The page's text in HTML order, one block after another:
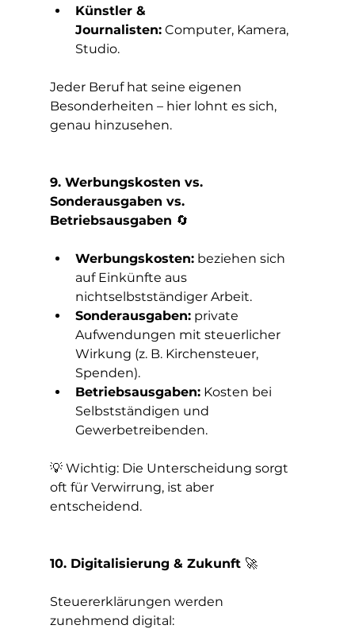
Künstler &
Journalisten: Computer, Kamera,
Studio.
Jeder Beruf hat seine eigenen
Besonderheiten – hier lohnt es sich,
genau hinzusehen.
9. Werbungskosten vs.
Sonderausgaben vs.
Betriebsausgaben 🔄
Werbungskosten: beziehen sich
auf Einkünfte aus
nichtselbstständiger Arbeit.
Sonderausgaben: private
Aufwendungen mit steuerlicher
Wirkung (z. B. Kirchensteuer,
Spenden).
Betriebsausgaben: Kosten bei
Selbstständigen und
Gewerbetreibenden.
💡 Wichtig: Die Unterscheidung sorgt
oft für Verwirrung, ist aber
entscheidend.
10. Digitalisierung & Zukunft 🚀
Steuererklärungen werden
zunehmend digital: